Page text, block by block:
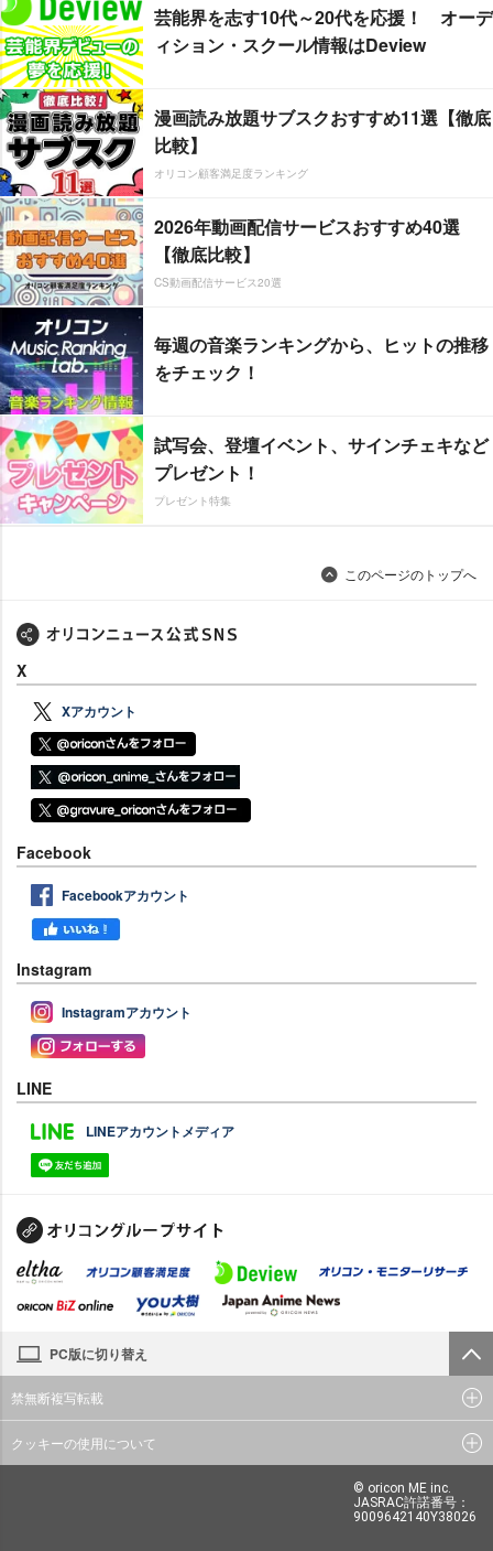
芸能界を志す10代～20代を応援！ オーデ
ィション・スクール情報はDeview
漫画読み放題サブスクおすすめ11選【徹底
比較】
オリコン顧客満足度ランキング
2026年動画配信サービスおすすめ40選
【徹底比較】
CS動画配信サービス20選
毎週の音楽ランキングから、ヒットの推移
をチェック！
試写会、登壇イベント、サインチェキなど
プレゼント！
プレゼント特集
このページのトップへ
X
Xアカウント
Facebook
Facebookアカウント
Instagram
Instagramアカウント
LINE
LINEアカウントメディア
PC版に切り替え
禁無断複写転載
クッキーの使用について
© oricon ME inc.
JASRAC許諾番号：
9009642140Y38026